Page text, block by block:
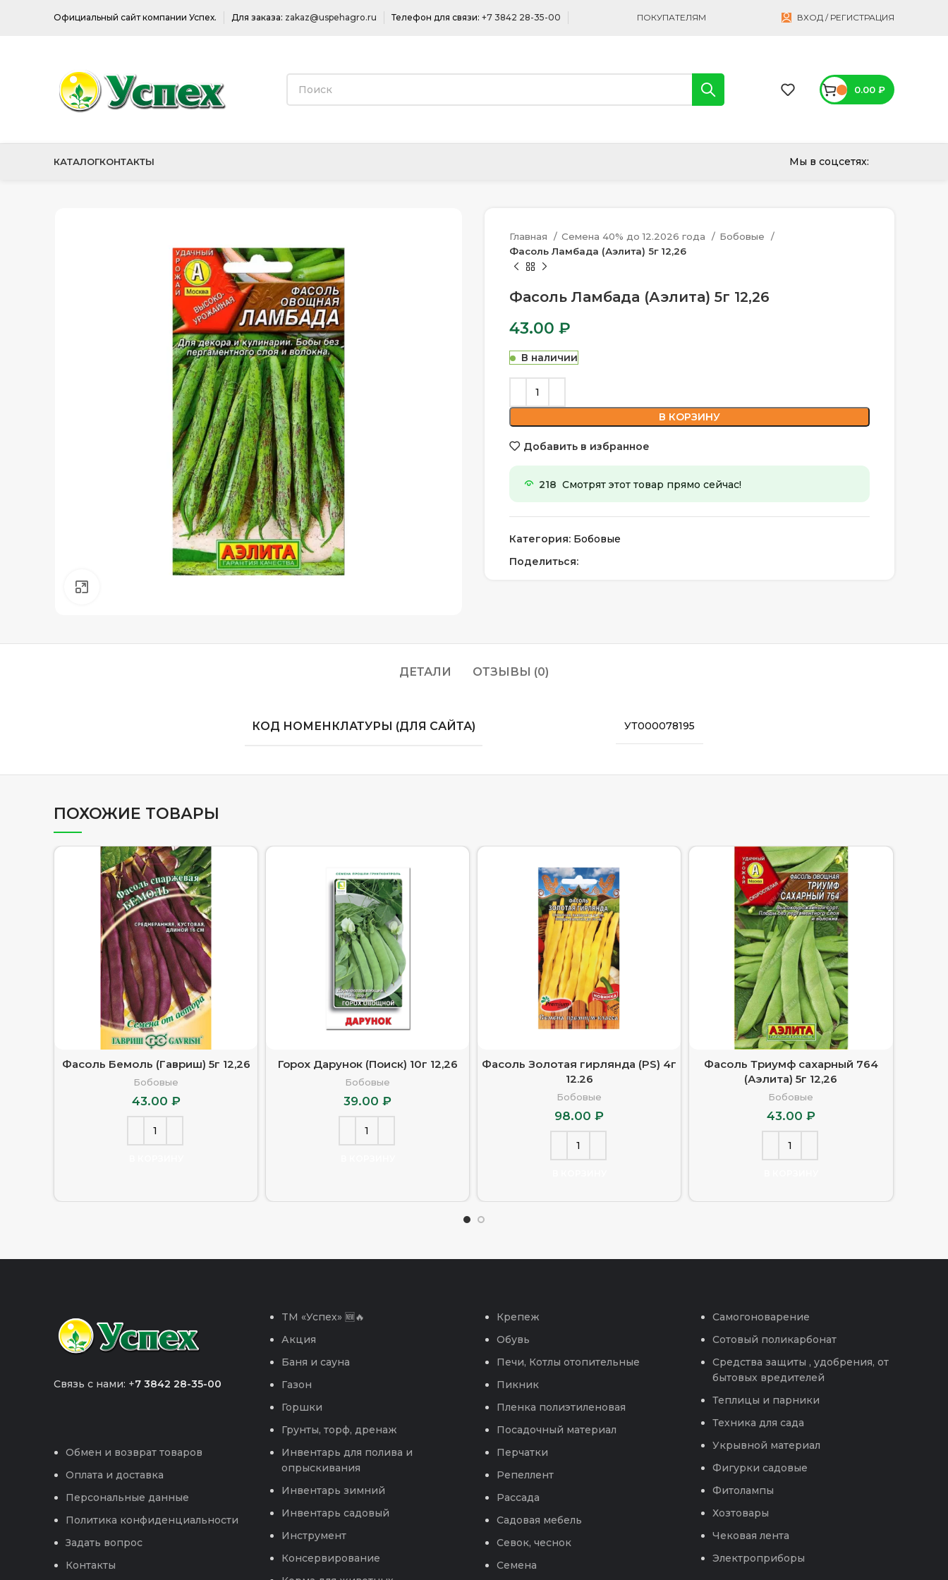
Официальный сайт компании Успех. Для заказа: zakaz@uspehagro.ru Телефон для связи: +7 3842 28-35-00 ПОКУПАТЕЛЯМ ВХОД / РЕГИСТРАЦИЯ
0.00 ₽
КАТАЛОГКОНТАКТЫ Мы в соцсетях:
Главная Семена 40% до 12.2026 года
Бобовые
Фасоль Ламбада (Аэлита) 5г 12,26
Фасоль Ламбада (Аэлита) 5г 12,26
43.00 ₽
В наличии
В КОРЗИНУ
Добавить в избранное
218 Смотрят этот товар прямо сейчас!
Категория: Бобовые
Поделиться:
ДЕТАЛИ ОТЗЫВЫ (0)
КОД НОМЕНКЛАТУРЫ (ДЛЯ САЙТА) УТ000078195
ПОХОЖИЕ ТОВАРЫ
Фасоль Бемоль (Гавриш) 5г 12,26
Бобовые
43.00 ₽
Горох Дарунок (Поиск) 10г 12,26
Бобовые
39.00₽
Фасоль Золотая гирлянда (PS) 4г
12.26
Бобовые
98.00₽
Фасоль Триумф сахарный 764
(Аэлита) 5г 12,26
Бобовые
43.00 ₽
Связь с нами: +7 3842 28-35-00
Обмен и возврат товаров
Оплата и доставка
Персональные данные
Политика конфиденциальности
Задать вопрос
Контакты
TM «Успех» 🆕🔥
Акция
Баня и сауна
Газон
Горшки
Грунты, торф, дренаж
Инвентарь для полива и
опрыскивания
Инвентарь зимний
Инвентарь садовый
Инструмент
Консервирование
Крепеж
Обувь
Печи, Котлы отопительные
Пикник
Пленка полиэтиленовая
Посадочный материал
Перчатки
Репеллент
Рассада
Садовая мебель
Севок, чеснок
Семена
Самогоноварение
Сотовый поликарбонат
Средства защиты , удобрения, от
бытовых вредителей
Теплицы и парники
Техника для сада
Укрывной материал
Фигурки садовые
Фитолампы
Хозтовары
Чековая лента
Электроприборы